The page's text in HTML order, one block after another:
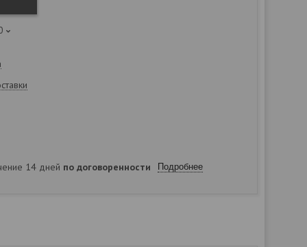
14 дней по договоренности Подробнее